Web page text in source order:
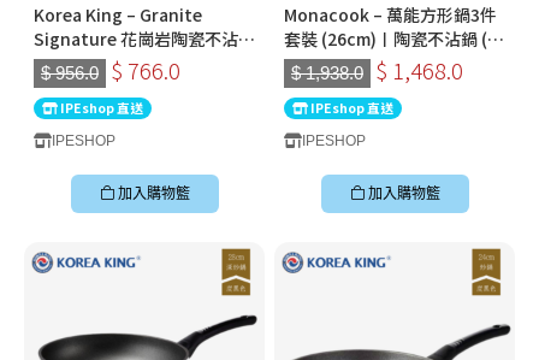
Korea King – Granite
Signature 花崗岩陶瓷不沾鍋
套裝〡28cm 深炒鍋 + 24cm
平底鍋〡經典炭黑色
$ 956.0 $ 766.0
IPEshop 直送
IPESHOP
加入購物籃
Monacook – 萬能方形鍋3件
套裝 (26cm)〡陶瓷不沾鍋 (米
白色) | 韓國製可拆式手柄鍋
$ 1,938.0 $ 1,468.0
IPEshop 直送
IPESHOP
加入購物籃